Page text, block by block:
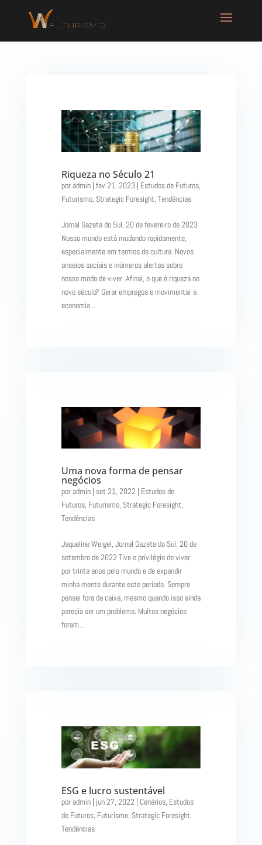
Riqueza no Século 21
por admin| fev 21, 2023| Estudos de Futuros,
Futurismo, Strategic Foresight Tendências
Jornal Gazeta do Sul, 20 de fevereiro de 2023
Nosso mundo está mudando rapidamente,
especialmente em termos de cultura. Novos
anseios sociais e inúmeros alertas sobre
nosso modo de viver. Afinal, o que é riqueza no
novo século? Gerar empregos e movimentar a
economia...
Uma nova forma de pensar
negócios
por admin| set 21, 2022 | Estudos de
Futuros, Futurismo, Strategic Foresight,
Tendências
Jaqueline Weigel, Jornal Gazeta do Sul, 20 de
setembro de 2022 Tive o privilégio de viver
por trinta anos pelo mundo e de expandir
minha mente durante este período. Sempre
pensei fora da caixa, mesmo quando isso ainda
parecia ser um problema. Muitos negócios
foram...
ESG e lucro sustentável
por admin| jun 27, 2022 | Cenários, Estudos
de Futuros, Futurismo, Strategic Foresight
Tendências